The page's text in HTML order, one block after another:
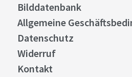
Bilddatenbank
Allgemeine
Datenschutz
Widerruf
Kontakt